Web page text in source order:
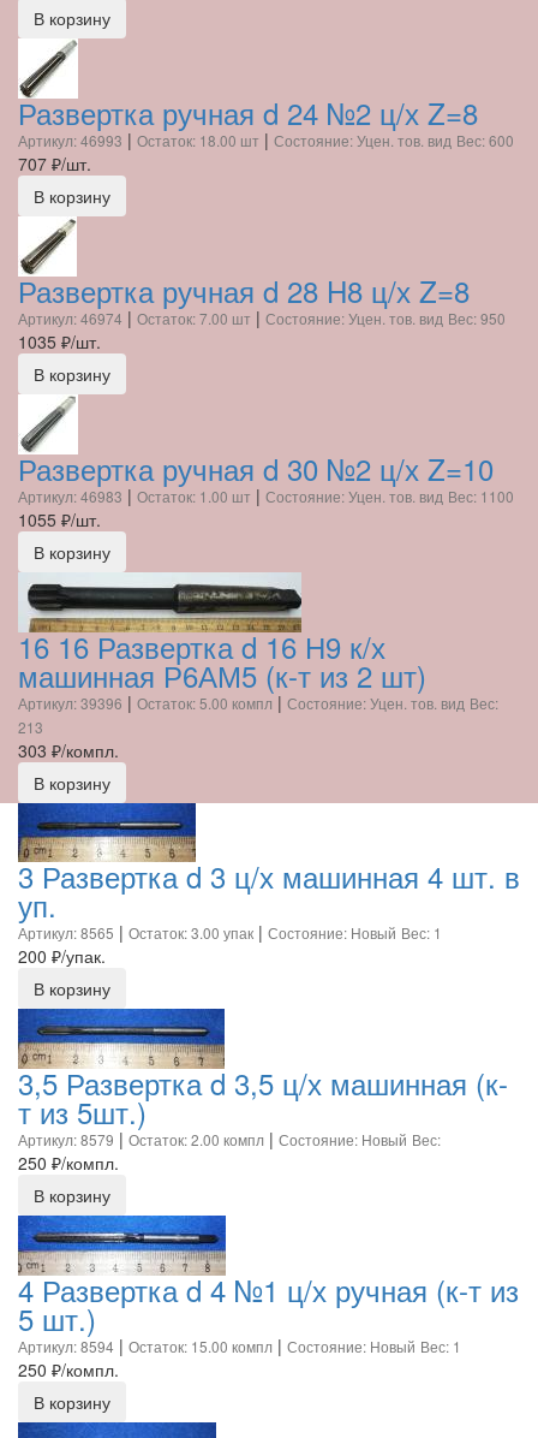
В корзину
Развертка ручная d 24 №2 ц/х Z=8
Артикул: 46993 | Остаток: 18.00 шт | Состояние: Уцен. тов. вид Вес: 600
707 ₽/шт.
В корзину
Развертка ручная d 28 H8 ц/х Z=8
Артикул: 46974 | Остаток: 7.00 шт | Состояние: Уцен. тов. вид Вес: 950
1035 ₽/шт.
В корзину
Развертка ручная d 30 №2 ц/х Z=10
Артикул: 46983 | Остаток: 1.00 шт | Состояние: Уцен. тов. вид Вес: 1100
1055 ₽/шт.
В корзину
16 16 Развертка d 16 Н9 к/х
машинная Р6АМ5 (к-т из 2 шт)
Артикул: 39396 | Остаток: 5.00 компл | Состояние: Уцен. тов. вид Вес:
213
303 ₽/компл.
В корзину
3 Развертка d 3 ц/х машинная 4 шт. в
уп.
Артикул: 8565 | Остаток: 3.00 упак | Состояние: Новый Вес: 1
200 ₽/упак.
В корзину
3,5 Развертка d 3,5 ц/х машинная (к-
т из 5шт.)
Артикул: 8579 | Остаток: 2.00 компл | Состояние: Новый Вес:
250 ₽/компл.
В корзину
4 Развертка d 4 №1 ц/х ручная (к-т из
5 шт.)
Артикул: 8594 | Остаток: 15.00 компл | Состояние: Новый Вес: 1
250 ₽/компл.
В корзину